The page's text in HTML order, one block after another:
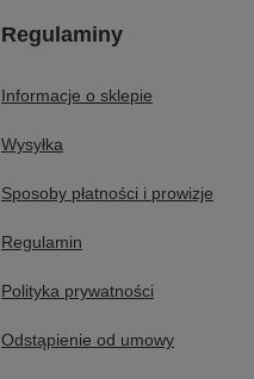
Regulaminy
Informacje o sklepie
Wysyłka
Sposoby płatności i prowizje
Regulamin
Polityka prywatności
Odstąpienie od umowy